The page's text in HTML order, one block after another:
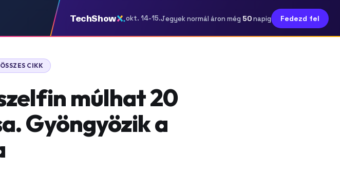
TechShow okt. 14-15.Jegyek normál áron még 50napig Fedezd fel
ÖSSZES CIKK
múlhat 20
Gyöngyözik a